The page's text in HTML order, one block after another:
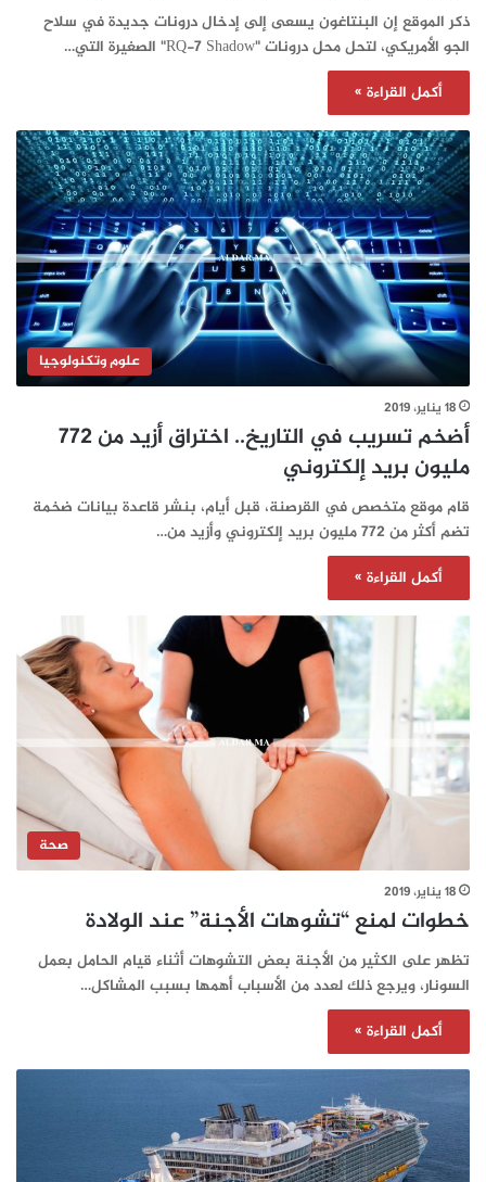
ذكر الموقع إن البنتاغون يسعى إلى إدخال درونات جديدة في سلاح
الجو الأمريكي، لتحل محل درونات "RQ-7 Shadow" الصغيرة التي…
أكمل القراءة »
علوم وتكنولوجيا
18 يناير، 2019
أضخم تسريب في التاريخ.. اختراق أزيد من 772
مليون بريد إلكتروني
قام موقع متخصص في القرصنة، قبل أيام، بنشر قاعدة بيانات ضخمة
تضم أكثر من 772 مليون بريد إلكتروني وأزيد من…
أكمل القراءة »
صحة
18 يناير، 2019
خطوات لمنع “تشوهات الأجنة” عند الولادة
تظهر على الكثير من الأجنة بعض التشوهات أثناء قيام الحامل بعمل
السونار، ويرجع ذلك لعدد من الأسباب أهمها بسبب المشاكل…
أكمل القراءة »